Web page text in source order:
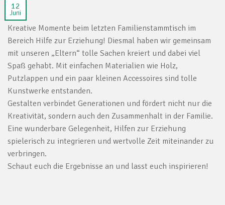
12
Juni
Kreative Momente beim letzten Familienstammtisch im
Bereich Hilfe zur Erziehung! Diesmal haben wir gemeinsam
mit unseren „Eltern“ tolle Sachen kreiert und dabei viel
Spaß gehabt. Mit einfachen Materialien wie Holz,
Putzlappen und ein paar kleinen Accessoires sind tolle
Kunstwerke entstanden.
Gestalten verbindet Generationen und fördert nicht nur die
Kreativität, sondern auch den Zusammenhalt in der Familie.
Eine wunderbare Gelegenheit, Hilfen zur Erziehung
spielerisch zu integrieren und wertvolle Zeit miteinander zu
verbringen.
Schaut euch die Ergebnisse an und lasst euch inspirieren!